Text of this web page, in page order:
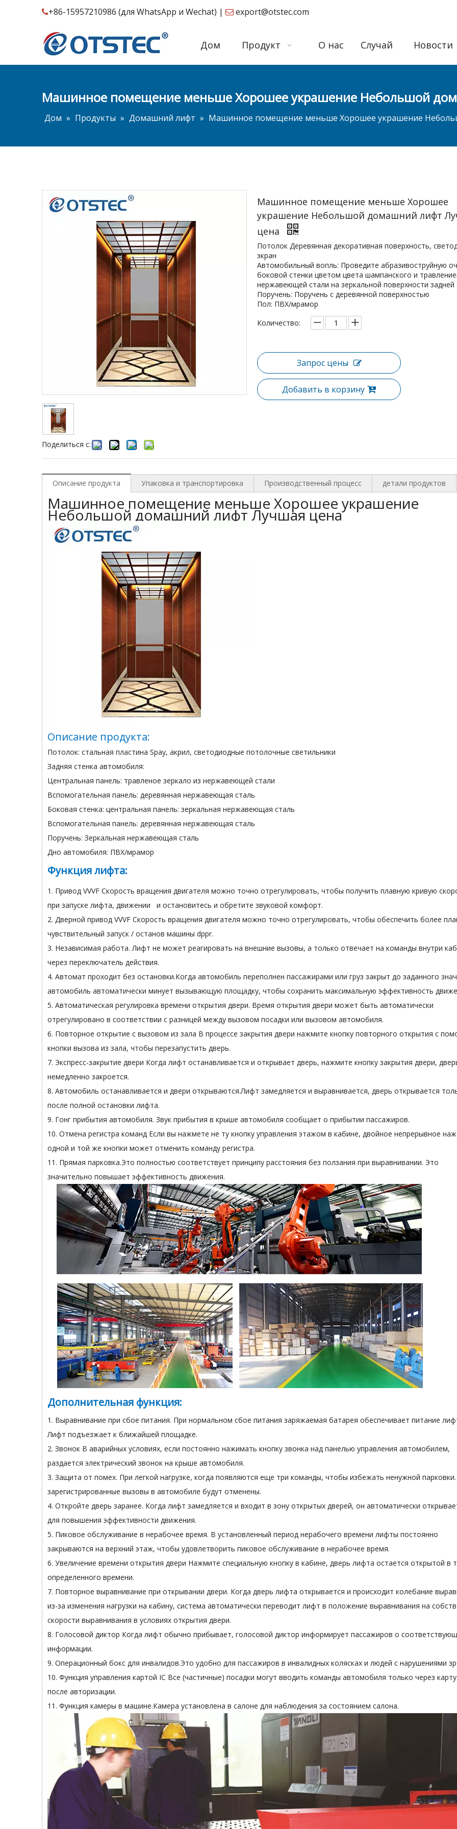
+86-15957210986 (для WhatsApp и Wechat) |  export@otstec.com
Дом Продукт О нас Случай Новости
Машинное помещение меньше Хорошее украшение Небольшой
Дом » Продукты » Домашний лифт » Машинное помещение меньше Хорошее украшение
Поделиться с:
Машинное помещение меньше Хорошее
украшение Небольшой домашний лифт
цена
Потолок Деревянная декоративная поверхность,
экран
Автомобильный вопль: Проведите абразивоструйную
боковой стенки цветом цвета шампанского и
нержавеющей стали на зеркальной поверхности задней
Поручень: Поручень с деревянной поверхностью
Пол: ПВХ/мрамор
Количество:
Запрос цены
Добавить в корзину
Описание продукта Упаковка и транспортировка Производственный процесс детали продуктов
Машинное помещение меньше Хорошее украшение
Небольшой домашний лифт Лучшая цена
Описание продукта:
Потолок: стальная пластина Spay, акрил, светодиодные потолочные светильники
Задняя стенка автомобиля:
Центральная панель: травленое зеркало из нержавеющей стали
Вспомогательная панель: деревянная нержавеющая сталь
Боковая стенка: центральная панель: зеркальная нержавеющая сталь
Вспомогательная панель: деревянная нержавеющая сталь
Поручень: Зеркальная нержавеющая сталь
Дно автомобиля: ПВХ/мрамор
Функция лифта:
1. Привод VVVF Скорость вращения двигателя можно точно отрегулировать, чтобы получить плавную кривую
при запуске лифта, движении и остановитесь и обретите звуковой комфорт.
2. Дверной привод VVVF Скорость вращения двигателя можно точно отрегулировать, чтобы обеспечить более
чувствительный запуск / останов машины dppr.
3. Независимая работа. Лифт не может реагировать на внешние вызовы, а только отвечает на команды внутри
через переключатель действия.
4. Автомат проходит без остановки.Когда автомобиль переполнен пассажирами или груз закрыт до заданного
автомобиль автоматически минует вызывающую площадку, чтобы сохранить максимальную эффективность
5. Автоматическая регулировка времени открытия двери. Время открытия двери может быть автоматически
отрегулировано в соответствии с разницей между вызовом посадки или вызовом автомобиля.
6. Повторное открытие с вызовом из зала В процессе закрытия двери нажмите кнопку повторного открытия с
кнопки вызова из зала, чтобы перезапустить дверь.
7. Экспресс-закрытие двери Когда лифт останавливается и открывает дверь, нажмите кнопку закрытия двери,
немедленно закроется.
8. Автомобиль останавливается и двери открываются.Лифт замедляется и выравнивается, дверь открывается
после полной остановки лифта.
9. Гонг прибытия автомобиля. Звук прибытия в крыше автомобиля сообщает о прибытии пассажиров.
10. Отмена регистра команд Если вы нажмете не ту кнопку управления этажом в кабине, двойное непрерывное
одной и той же кнопки может отменить команду регистра.
11. Прямая парковка.Это полностью соответствует принципу расстояния без ползания при выравнивании. Это
значительно повышает эффективность движения.
Дополнительная функция:
1. Выравнивание при сбое питания. При нормальном сбое питания заряжаемая батарея обеспечивает питание
Лифт подъезжает к ближайшей площадке.
2. Звонок В аварийных условиях, если постоянно нажимать кнопку звонка над панелью управления автомобилем,
раздается электрический звонок на крыше автомобиля.
3. Защита от помех. При легкой нагрузке, когда появляются еще три команды, чтобы избежать ненужной
зарегистрированные вызовы в автомобиле будут отменены.
4. Откройте дверь заранее. Когда лифт замедляется и входит в зону открытых дверей, он автоматически
для повышения эффективности движения.
5. Пиковое обслуживание в нерабочее время. В установленный период нерабочего времени лифты постоянно
закрываются на верхний этаж, чтобы удовлетворить пиковое обслуживание в нерабочее время.
6. Увеличение времени открытия двери Нажмите специальную кнопку в кабине, дверь лифта остается открытой в
определенного времени.
7. Повторное выравнивание при открывании двери. Когда дверь лифта открывается и происходит колебание
из-за изменения нагрузки на кабину, система автоматически переводит лифт в положение выравнивания на
скорости выравнивания в условиях открытия двери.
8. Голосовой диктор Когда лифт обычно прибывает, голосовой диктор информирует пассажиров о
информации.
9. Операционный бокс для инвалидов.Это удобно для пассажиров в инвалидных колясках и людей с нарушениями
10. Функция управления картой IC Все (частичные) посадки могут вводить команды автомобиля только через
после авторизации.
11. Функция камеры в машине.Камера установлена ​​в салоне для наблюдения за состоянием салона.